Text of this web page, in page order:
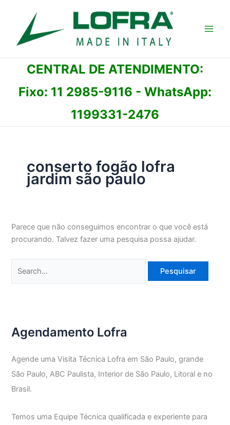
conteúdo
CENTRAL DE ATENDIMENTO:
Fixo: 11 2985-9116 - WhatsApp:
1199331-2476
conserto fogão lofra
jardim são paulo
Parece que não conseguimos encontrar o que você está
procurando. Talvez fazer uma pesquisa possa ajudar.
por:
Agendamento Lofra
Agende uma Visita Técnica Lofra em São Paulo, grande
São Paulo, ABC Paulista, Interior de São Paulo, Litoral e no
Brasil.
Temos uma Equipe Técnica qualificada e experiente para